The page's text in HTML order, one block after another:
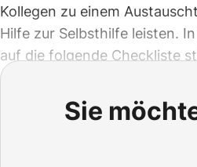
Kollegen zu einem
Hilfe zur Selbsthilfe leisten.
auf die folgende Checkliste
Sie